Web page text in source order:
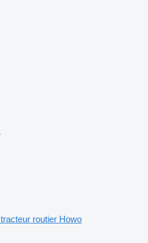
tracteur routier Howo